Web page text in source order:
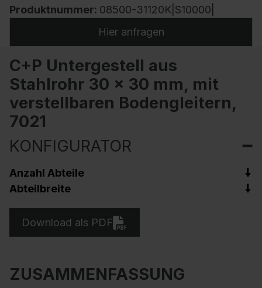
Produktnummer: 08500-31120K|S10000|
Hier anfragen
C+P Untergestell aus
Stahlrohr 30 x 30 mm, mit
verstellbaren Bodengleitern,
7021
KONFIGURATOR
Anzahl Abteile
Abteilbreite
Download als PDF
ZUSAMMENFASSUNG